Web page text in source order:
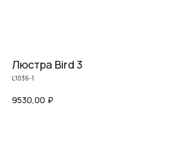
Люстра Bird 3
L1036-1
9530,00 ₽